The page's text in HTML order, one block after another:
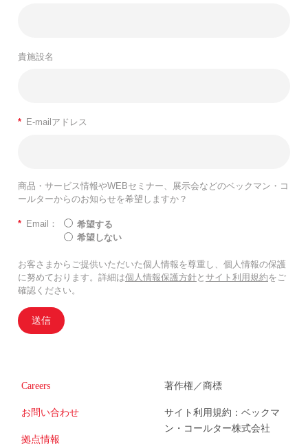
貴施設名
* E-mailアドレス
商品・サービス情報やWEBセミナー、展示会などのベックマン・コ
ールターからのお知らせを希望しますか？
* Email：
希望する
希望しない
お客さまからご提供いただいた個人情報を尊重し、個人情報の保護
に努めております。詳細は個人情報保護方針と サイト利用規約をご
確認ください。
送信
Careers
お問い合わせ
拠点情報
著作権／商標
サイト利用規約：ベックマ
ン・コールター株式会社